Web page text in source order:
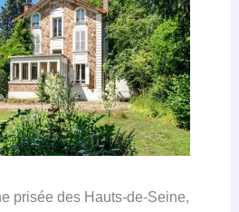
prisée des Hauts-de-Seine,